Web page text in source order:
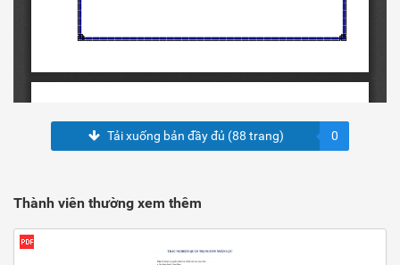
Tải xuống bản đầy đủ (88 trang) 0
Thành viên thường xem thêm